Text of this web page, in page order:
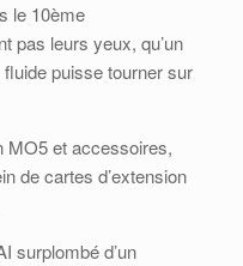
le 10ème
pas leurs yeux, qu’un
puisse tourner sur
MO5 et accessoires,
de cartes d’extension
surplombé d’un